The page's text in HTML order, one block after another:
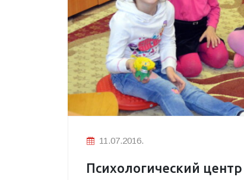
11.07.2016.
Психологический